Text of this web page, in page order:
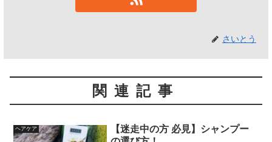
さいとう
関連記事
ヘアケア
【迷走中の方 必見】シャンプー